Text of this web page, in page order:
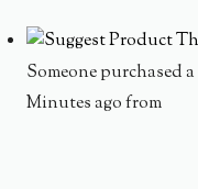
Someone purchased a
Minutes ago from